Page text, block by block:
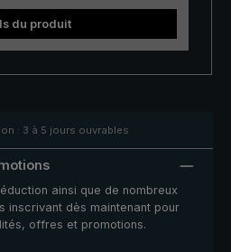
rapidement en cas
du produit
: 3 à 5 jours ouvrables
ainsi que de nombreux
inscrivant dès maintenant pour
offres et promotions.